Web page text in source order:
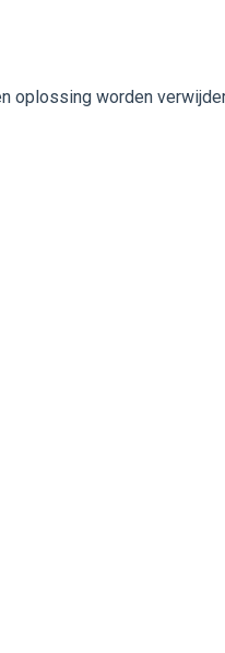
oplossing worden